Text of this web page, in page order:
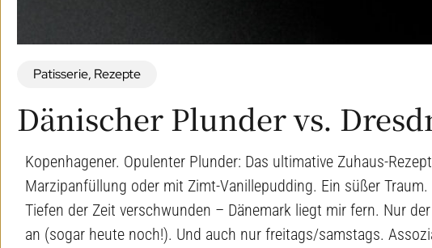
Patisserie, Rezepte
Dänischer Plunder vs.
Kopenhagener. Opulenter Plunder: Das ultimative Zuhaus-
Marzipanfüllung oder mit Zimt-Vanillepudding. Ein süßer
Tiefen der Zeit verschwunden – Dänemark liegt mir fern. Nur
an (sogar heute noch!). Und auch nur freitags/samstags.